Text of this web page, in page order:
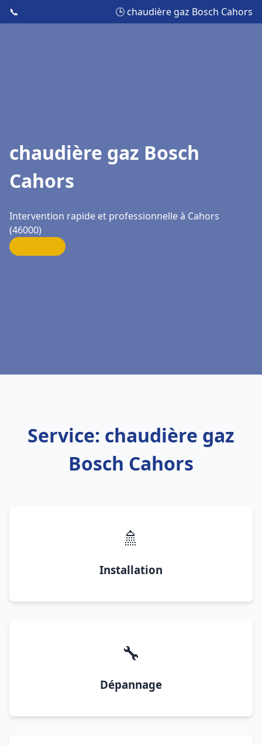
📞 🕒 chaudière gaz Bosch Cahors
chaudière gaz Bosch
Cahors
Intervention rapide et professionnelle à Cahors
(46000)
Service: chaudière gaz
Bosch Cahors
🚿
Installation
🔧
Dépannage